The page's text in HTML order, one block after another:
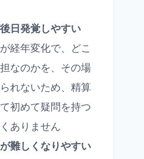
日発覚しやすい
経年変化で、どこ
なのかを、その場
れないため、精算
初めて疑問を持つ
ありません
難しくなりやすい